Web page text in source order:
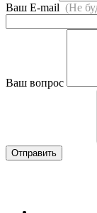
Ваш E-mail (Не
Ваш вопрос
Отправить